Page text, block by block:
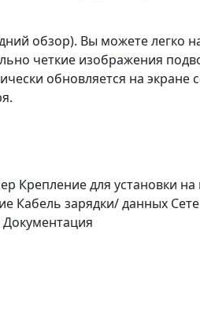
обзор). Вы можете легко
четкие изображения
обновляется на экране
Крепление для установки
Кабель зарядки/ данных